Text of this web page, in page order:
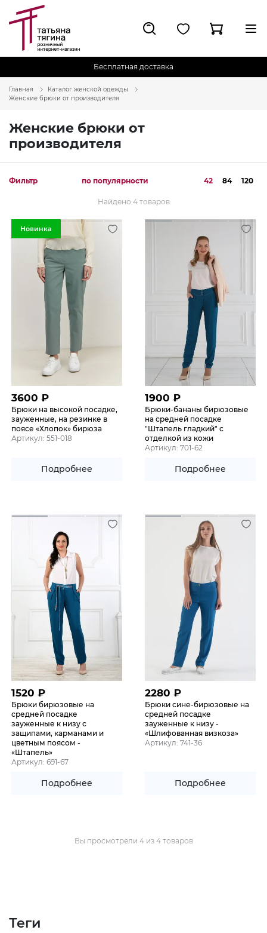
Бесплатная доставка
Главная
Каталог женской одежды
Женские брюки от производителя
Женские брюки от
производителя
Фильтр по популярности 42 84 120
Найдено 4 товаров
Новинка
3600 ₽
Брюки на высокой посадке,
зауженные, на резинке в
поясе «Хлопок» бирюза
Артикул: 551-018
Подробнее
1900 ₽
Брюки-бананы бирюзовые
на средней посадке
"Штапель гладкий" с
отделкой из кожи
Артикул: 701-62
Подробнее
1520 ₽
Брюки бирюзовые на
средней посадке
зауженные к низу с
защипами, карманами и
цветным поясом -
«Штапель»
Артикул: 691-67
Подробнее
2280 ₽
Брюки сине-бирюзовые на
средней посадке
зауженные к низу -
«Шлифованная визкоза»
Артикул: 741-36
Подробнее
Вы просмотрели 4 из 4 товаров
Теги